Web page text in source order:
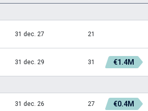
31 dec. 27 21
31 dec. 29 31 €1.4M
31 dec. 26 27 €0.4M